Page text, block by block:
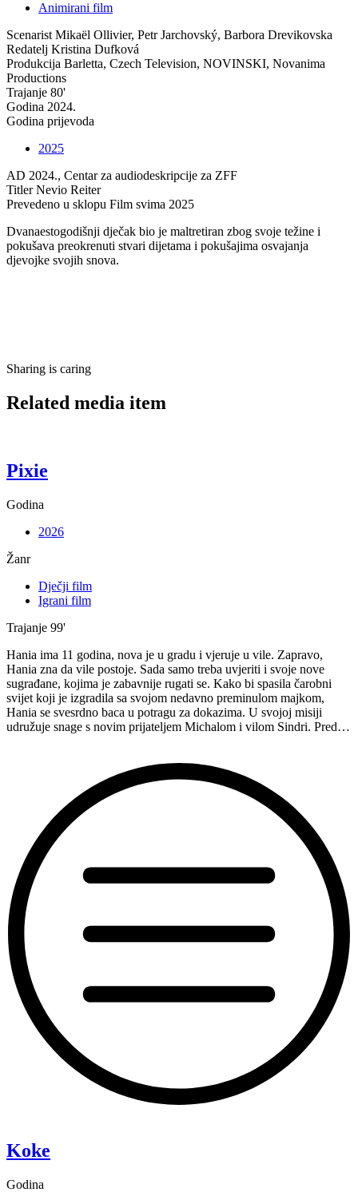
Animirani film
Scenarist Mikaël Ollivier, Petr Jarchovský, Barbora Drevikovska
Redatelj Kristina Dufková
Produkcija Barletta, Czech Television, NOVINSKI, Novanima
Productions
Trajanje 80'
Godina 2024.
Godina prijevoda
2025
AD 2024., Centar za audiodeskripcije za ZFF
TitlerNevio Reiter
Prevedeno u sklopu Film svima 2025
Dvanaestogodišnji dječak bio je maltretiran zbog svoje težine i
pokušava preokrenuti stvari dijetama i pokušajima osvajanja
djevojke svojih snova.
Sharing is caring
Related media item
Pixie
Godina
2026
Žanr
Dječji film
Igrani film
Trajanje 99'
Hania ima 11 godina, nova je u gradu i vjeruje u vile. Zapravo,
Hania zna da vile postoje. Sada samo treba uvjeriti i svoje nove
sugrađane, kojima je zabavnije rugati se. Kako bi spasila čarobni
svijet koji je izgradila sa svojom nedavno preminulom majkom,
Hania se svesrdno baca u potragu za dokazima. U svojoj misiji
udružuje snage s novim prijateljem Michalom i vilom Sindri. Pred…
Koke
Godina